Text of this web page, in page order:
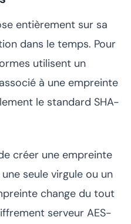
entièrement sur sa
dans le temps. Pour
utilisent un
associé à une empreinte
le standard SHA-
créer une empreinte
seule virgule ou un
change du tout
serveur AES-